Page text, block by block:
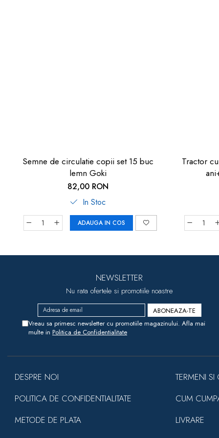
Semne de circulatie copii set 15 buc
lemn Goki
82,00 RON
In Stoc
ADAUGA IN COS
Tractor
NEWSLETTER
Nu rata ofertele si promotiile noastre
Vreau sa primesc newsletter cu promotiile magazinului. Afla mai
multe in Politica de Confidentialitate
DESPRE NOI
POLITICA DE CONFIDENTIALITATE
METODE DE PLATA
TERMENI SI
CUM
LIVRARE